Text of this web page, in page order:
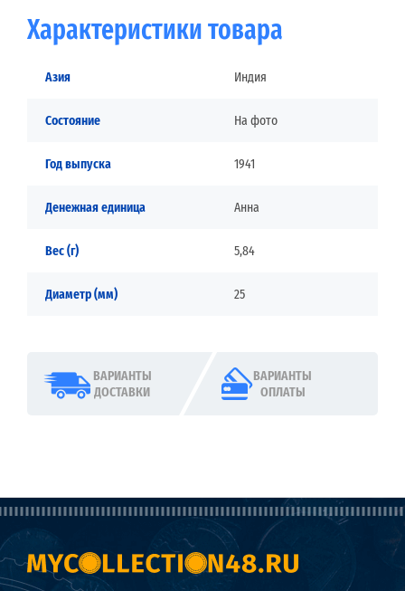
Характеристики товара
Азия Индия
Состояние На фото
Год выпуска 1941
Денежная единица Анна
Вес (г) 5,84
Диаметр (мм) 25
ВАРИАНТЫ
ДОСТАВКИ
ВАРИАНТЫ
ОПЛАТЫ